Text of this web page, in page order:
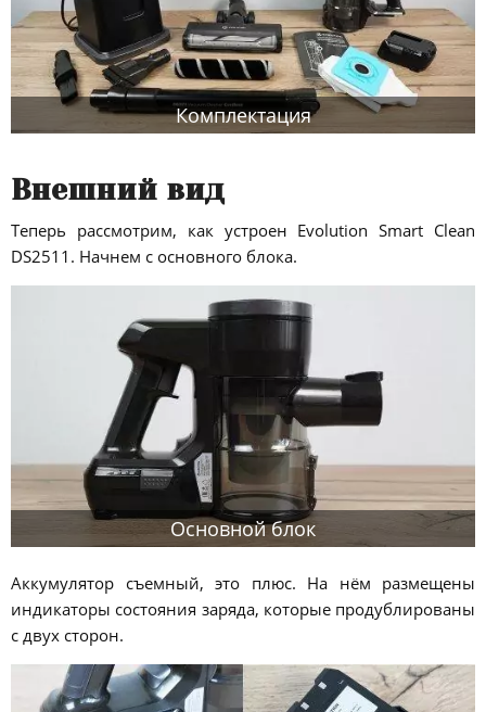
Комплектация
Внешний вид
Теперь рассмотрим, как устроен Evolution Smart Clean
DS2511. Начнем с основного блока.
Основной блок
Аккумулятор съемный, это плюс. На нём размещены
индикаторы состояния заряда, которые продублированы
с двух сторон.